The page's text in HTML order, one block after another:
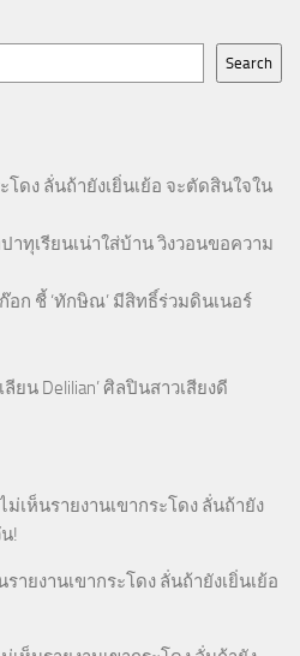
Search
โดง ลั่นถ้ายังเยิ่นเย้อ จะตัดสินใจใน
าทุเรียนเน่าใส่บ้าน วิงวอนขอความ
ก๊อก ชี้ ‘ทักษิณ’ มีสิทธิ์ร่วมดินเนอร์
ลียน Delilian’ ศิลปินสาวเสียงดี
ม่เห็นรายงานเขากระโดง ลั่นถ้ายัง
!
รายงานเขากระโดง ลั่นถ้ายังเยิ่นเย้อ